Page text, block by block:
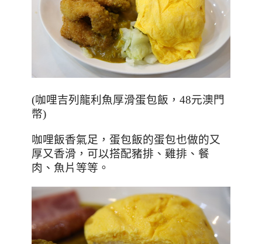
(咖哩吉列龍利魚厚滑蛋包飯， 48元澳門
幣)
咖哩飯香氣足，蛋包飯的蛋包也做的又
厚又香滑，可以搭配豬排、雞排、餐
肉、魚片等等。